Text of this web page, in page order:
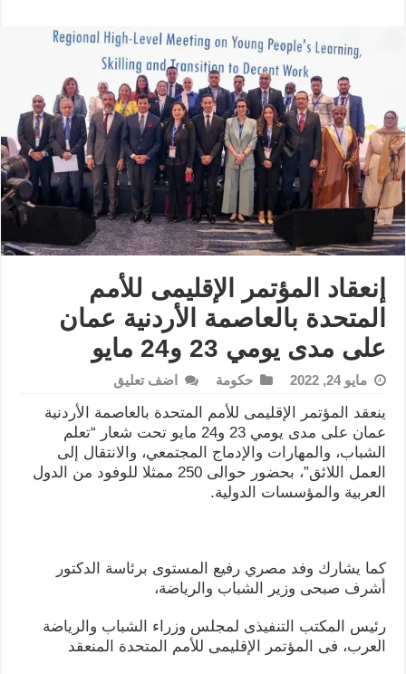
إنعقاد المؤتمر الإقليمى للأمم
المتحدة بالعاصمة الأردنية عمان
على مدى يومي 23 و24 مايو
مايو 24, 2022 حكومة اضف تعليق
ينعقد المؤتمر الإقليمى للأمم المتحدة بالعاصمة الأردنية
عمان على مدى يومي 23 و24 مايو تحت شعار “تعلم
الشباب، والمهارات والإدماج المجتمعي، والانتقال إلى
العمل اللائق”، بحضور حوالى 250 ممثلا للوفود من الدول
العربية والمؤسسات الدولية.
كما يشارك وفد مصري رفيع المستوى برئاسة الدكتور
أشرف صبحى وزير الشباب والرياضة،
رئيس المكتب التنفيذى لمجلس وزراء الشباب والرياضة
العرب، فى المؤتمر الإقليمى للأمم المتحدة المنعقد